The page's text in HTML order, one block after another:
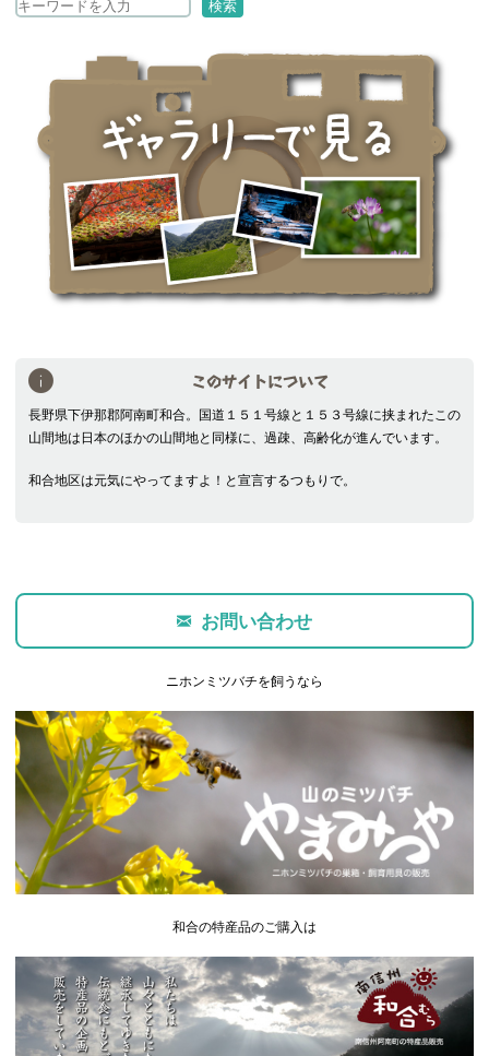
検
検索
このサイトについて
長野県下伊那郡阿南町和合。国道１５１号線と１５３号線に挟まれたこの
山間地は日本のほかの山間地と同様に、過疎、高齢化が進んでいます。
和合地区は元気にやってますよ！と宣言するつもりで。
お問い合わせ
ニホンミツバチを飼うなら
和合の特産品のご購入は